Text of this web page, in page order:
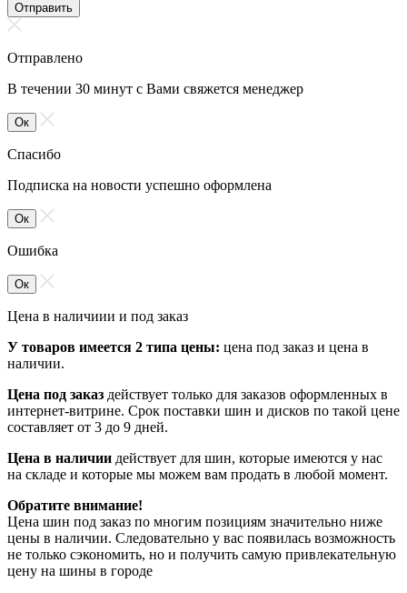
Отправить
Отправлено
В течении 30 минут с Вами свяжется менеджер
Ок
Спасибо
Подписка на новости успешно оформлена
Ок
Ошибка
Ок
Цена в наличиии и под заказ
У товаров имеется 2 типа цены: цена под заказ и цена в
наличии.
Цена под заказ действует только для заказов оформленных в
интернет-витрине. Срок поставки шин и дисков по такой цене
составляет от 3 до 9 дней.
Цена в наличии действует для шин, которые имеются у нас
на складе и которые мы можем вам продать в любой момент.
Обратите внимание!
Цена шин под заказ по многим позициям значительно ниже
цены в наличии. Следовательно у вас появилась возможность
не только сэкономить, но и получить самую привлекательную
цену на шины в городе